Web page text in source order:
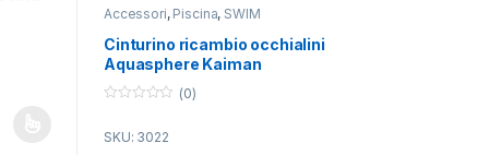
Le opzioni possono essere scelte nella pagina del prodotto
Accessori, Piscina, SWIM
Cinturino ricambio occhialini
Aquasphere Kaiman
u
(0)
SKU: 3022